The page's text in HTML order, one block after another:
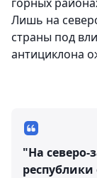
Лишь на
страны под
антициклона
"На северо-